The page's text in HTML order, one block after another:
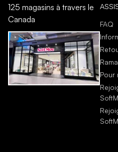
125 magasins à travers le
Canada
FAQ
Pour